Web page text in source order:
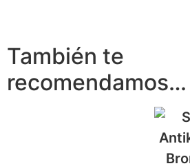
También te
recomendamos…